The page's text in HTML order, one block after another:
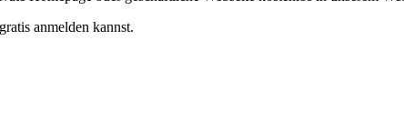
anmelden kannst.